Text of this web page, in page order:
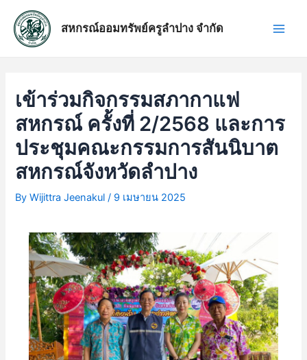
content
สหกรณ์ออมทรัพย์ครูลำปาง จำกัด
เข้าร่วมกิจกรรมสภากาแฟ
สหกรณ์ ครั้งที่ 2/2568 และการ
ประชุมคณะกรรมการสันนิบาต
สหกรณ์จังหวัดลำปาง
ByWijittra Jeenakul/ 9 เมษายน 2025
เรื่อง